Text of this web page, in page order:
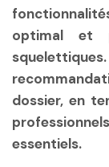
optimal et
dossier, en
essentiels.